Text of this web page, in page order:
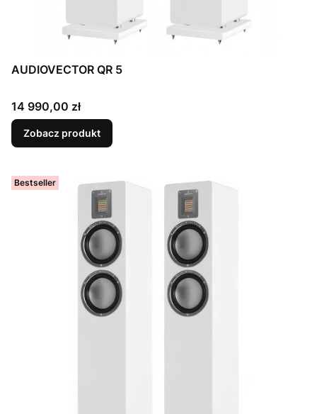
AUDIOVECTOR QR 5
Cena
14 990,00 zł
Zobacz produkt
Bestseller